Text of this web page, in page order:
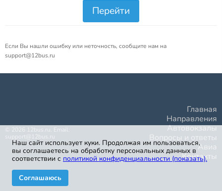
Перейти
Если Вы нашли ошибку или неточность, сообщите нам на
support@12bus.ru
© 2026 12bus.ru. Email:
support@12bus.ru
Главная
Направления
Автовокзалы
Вопросы и ответы
Авиа
Контакты
Наш сайт использует куки. Продолжая им пользоваться,
вы соглашаетесь на обработку персональных данных в
соответствии с политикой конфиденциальности (показать).
Соглашаюсь